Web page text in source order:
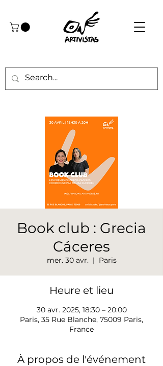
Book club : Grecia
Cáceres
mer. 30 avr.
  |
Paris
Heure et lieu
30 avr. 2025, 18:30 – 20:00
Paris, 35 Rue Blanche, 75009 Paris,
France
À propos de l'événement